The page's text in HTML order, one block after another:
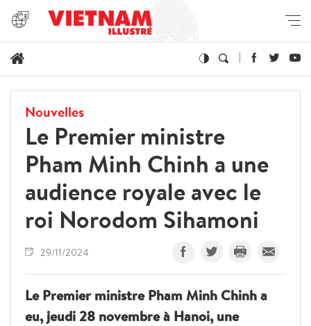
Nouvelles
Le Premier ministre
Pham Minh Chinh a une
audience royale avec le
roi Norodom Sihamoni
29/11/2024
Le Premier ministre Pham Minh Chinh a
eu, jeudi 28 novembre à Hanoi, une